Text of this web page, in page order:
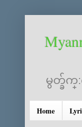
မွတ္ခ်က္:
Home